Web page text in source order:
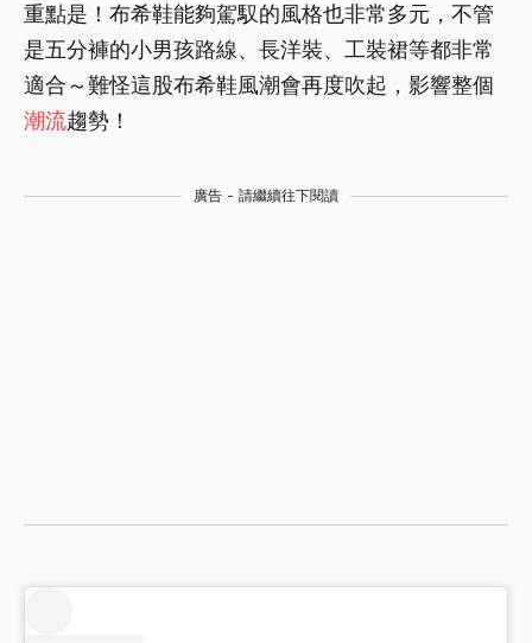
重點是！布希鞋能夠駕馭的風格也非常多元，不管
是五分褲的小男孩路線、長洋裝、工裝裙等都非常
適合～難怪這股布希鞋風潮會再度吹起，影響整個
潮流趨勢！
廣告 - 請繼續往下閱讀